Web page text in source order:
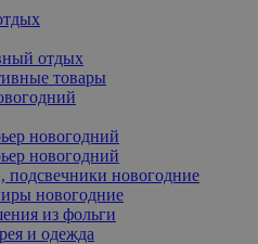
отдых
товары
новогодний
новогодний
подсвечники новогодние
новогодние
из фольги
и одежда